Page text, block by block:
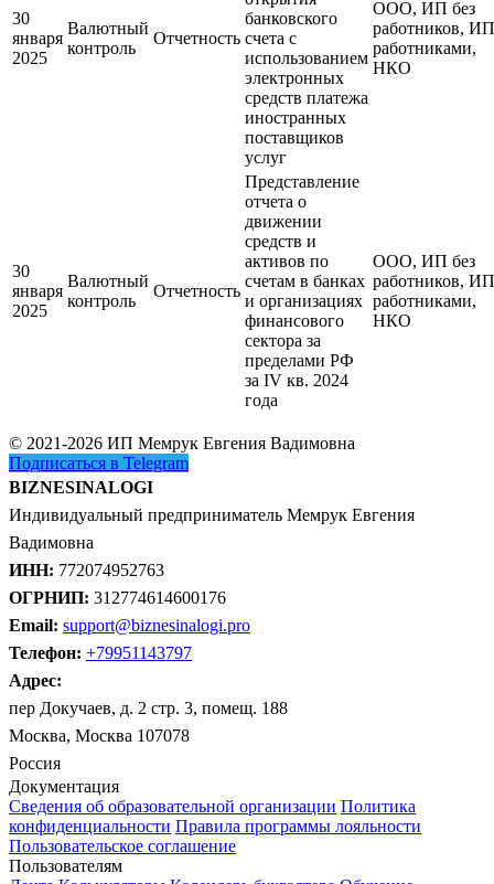
30
января
2025
Валютный
контроль
Отчетность
банковского
счета с
использованием
электронных
средств платежа
иностранных
поставщиков
услуг
ООО, ИП без
работников,
работниками,
НКО
30
января
2025
Валютный
контроль
Отчетность
Представление
отчета о
движении
средств и
активов по
счетам в банках
и организациях
финансового
сектора за
пределами РФ
за IV кв. 2024
года
ООО, ИП без
работников,
работниками,
НКО
© 2021-2026 ИП Мемрук Евгения Вадимовна
Подписаться в Telegram
BIZNESINALOGI
Индивидуальный предприниматель Мемрук Евгения
Вадимовна
ИНН: 772074952763
ОГРНИП: 312774614600176
Email: support@biznesinalogi.pro
Телефон: +79951143797
Адрес:
пер Докучаев, д. 2 стр. 3, помещ. 188
Москва, Москва 107078
Россия
Документация
Сведения об образовательной организации Политика
конфиденциальности Правила программы лояльности
Пользовательское соглашение
Пользователям